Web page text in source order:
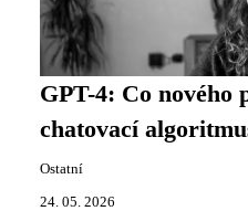
GPT-4: Co nového
chatovací
Ostatní
24. 05. 2026